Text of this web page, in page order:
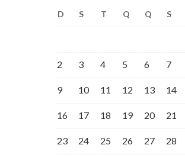
D S T Q Q S
2 3 4 5 6 7
9 10 11 12 13 14
16 17 18 19 20 21
23 24 25 26 27 28